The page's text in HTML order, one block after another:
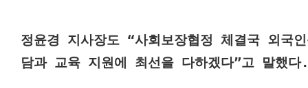
정윤경 지사장도 “사회보장협정 체결국 외국
담과 교육 지원에 최선을 다하겠다”고 말했다.